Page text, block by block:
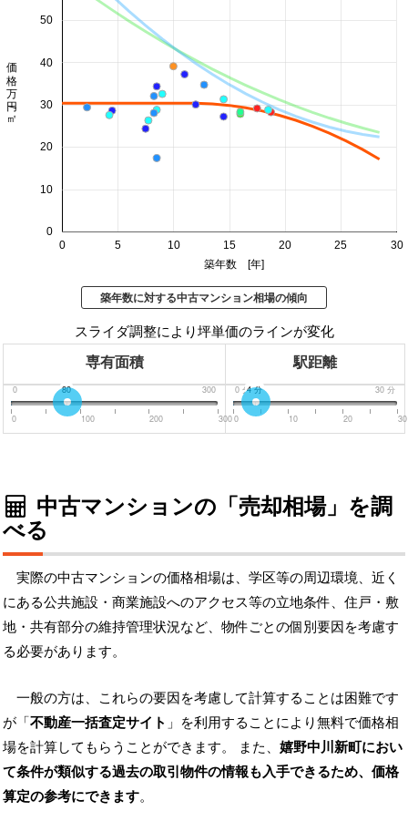
0 5 10 15 20 25 30
0
10
20
30
40
50
築年数 [年]
価格 万円/㎡
築年数に対する中古マンション相場の傾向
スライダ調整により坪単価のラインが変化
専有面積 駅距離
0 300
80
0 100 200 300
0 分 30 分
4分
0 10 20 30
中古マンションの「売却相場」を調
べる
実際の中古マンションの価格相場は、学区等の周辺環境、近く
にある公共施設・商業施設へのアクセス等の立地条件、住戸・敷
地・共有部分の維持管理状況など、物件ごとの個別要因を考慮す
る必要があります。
一般の方は、これらの要因を考慮して計算することは困難です
が「不動産一括査定サイト 」を利用することにより無料で価格相
場を計算してもらうことができます。 また、 嬉野中川新町におい
て条件が類似する過去の取引物件の情報も入手できるため、価格
算定の参考にできます。